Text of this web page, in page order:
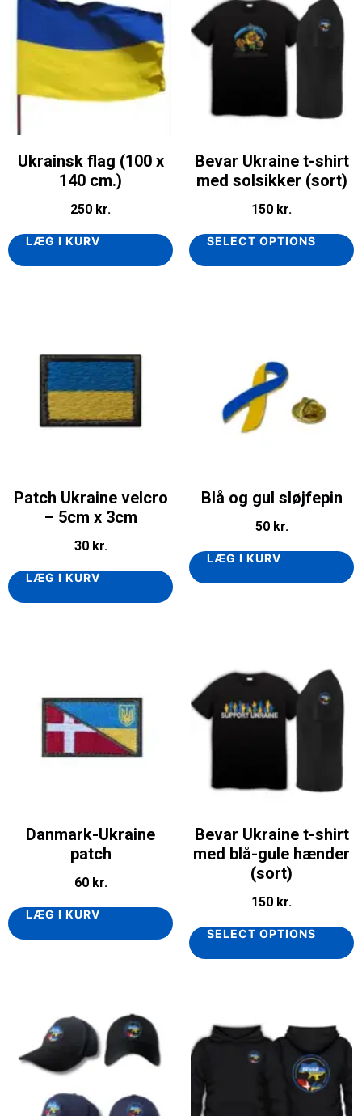
Ukrainsk flag (100 x
140 cm.)
250 kr.
LÆG I KURV
Bevar Ukraine t-shirt
med solsikker (sort)
150 kr.
SELECT OPTIONS
Patch Ukraine velcro
– 5cm x 3cm
30 kr.
LÆG I KURV
Blå og gul sløjfepin
50 kr.
LÆG I KURV
Danmark-Ukraine
patch
60 kr.
LÆG I KURV
Bevar Ukraine t-shirt
med blå-gule hænder
(sort)
150 kr.
SELECT OPTIONS